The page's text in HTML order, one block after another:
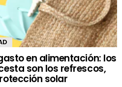
en alimentación: los
son los refrescos,
solar